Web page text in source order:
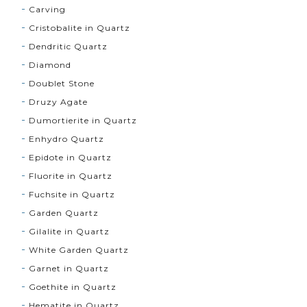
Carving
Cristobalite in Quartz
Dendritic Quartz
Diamond
Doublet Stone
Druzy Agate
Dumortierite in Quartz
Enhydro Quartz
Epidote in Quartz
Fluorite in Quartz
Fuchsite in Quartz
Garden Quartz
Gilalite in Quartz
White Garden Quartz
Garnet in Quartz
Goethite in Quartz